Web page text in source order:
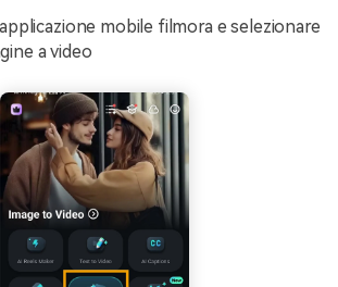
mobile filmora e selezionare
a video